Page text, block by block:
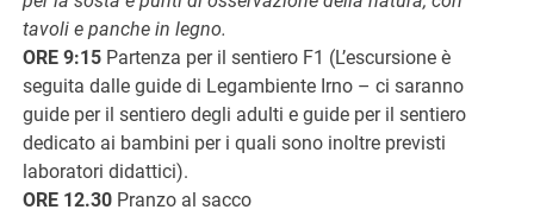
tavoli e panche in legno.
ORE 9:15 Partenza per il sentiero F1 (L’escursione è
seguita dalle guide di Legambiente Irno – ci saranno
guide per il sentiero degli adulti e guide per il sentiero
dedicato ai bambini per i quali sono inoltre previsti
laboratori didattici).
ORE 12.30 Pranzo al sacco